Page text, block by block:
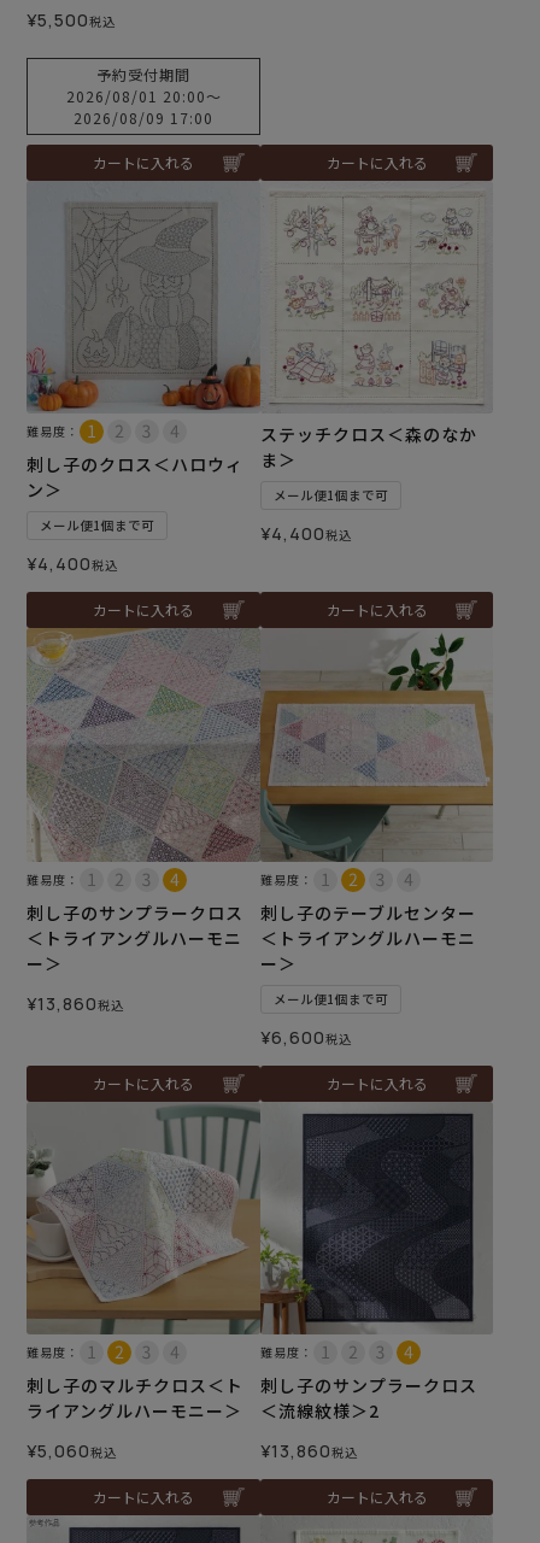
¥5,500税込
予約受付期間
2026/08/01 20:00〜
2026/08/09 17:00
カートに入れる カートに入れる
難易度：
刺し子のクロス＜ハロウィ
ン＞
メール便1個まで可
¥4,400税込
カートに入れる
ステッチクロス＜森のなか
ま＞
メール便1個まで可
¥4,400税込
カートに入れる
難易度：
刺し子のサンプラークロス
＜トライアングルハーモニ
ー＞
¥13,860税込
カートに入れる
難易度：
刺し子のテーブルセンター
＜トライアングルハーモニ
ー＞
メール便1個まで可
¥6,600税込
カートに入れる
難易度：
刺し子のマルチクロス＜ト
ライアングルハーモニー＞
¥5,060税込
カートに入れる
難易度：
刺し子のサンプラークロス
＜流線紋様＞2
¥13,860税込
カートに入れる